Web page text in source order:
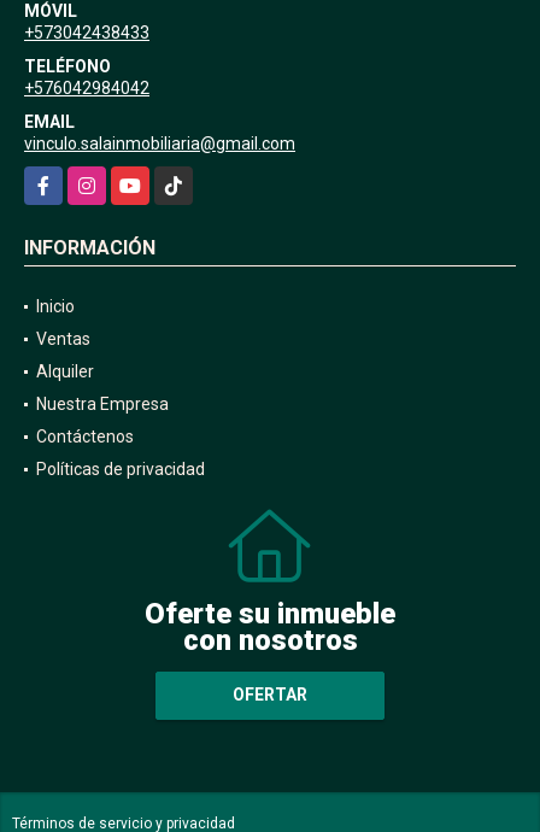
MÓVIL
+573042438433
TELÉFONO
+576042984042
EMAIL
vinculo.salainmobiliaria@gmail.com
FacebookInstagramYouTubeTikTok
INFORMACIÓN
Inicio
Ventas
Alquiler
Nuestra Empresa
Contáctenos
Políticas de privacidad
Oferte su inmueble
con nosotros
OFERTAR
Términos de servicio y privacidad